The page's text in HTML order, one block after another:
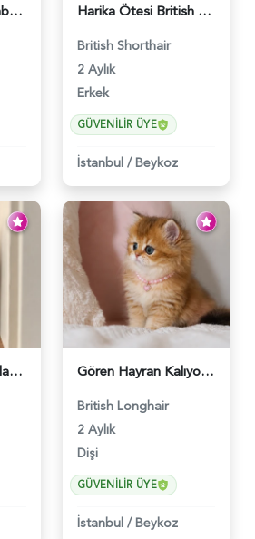
Scottish Fold Bembeyaz Pembe Burun Yavrumuz - 6120 Harika Ötesi British Longhair Golden Parlayan Yıldız - 6141
British Shorthair
2 Aylık
Erkek
GÜVENILIR ÜYE
İstanbul / Beykoz
British Shorthair Lilac Dişi Tatlı Kızımız - 5236 Gören Hayran Kalıyor! British Longhair Golden Dişi - 6345
British Longhair
2 Aylık
Dişi
GÜVENILIR ÜYE
İstanbul / Beykoz